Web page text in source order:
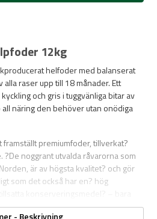
12kg
helfoder med balanserat
raser upp till 18 månader. Ett
och gris i tuggvänliga bitar av
näring den behöver utan onödiga
premiumfoder, tillverkat?
?De noggrant utvalda råvarorna som
är av högsta kvalitet? och gör
som det också har en? hög
- Beskrivning